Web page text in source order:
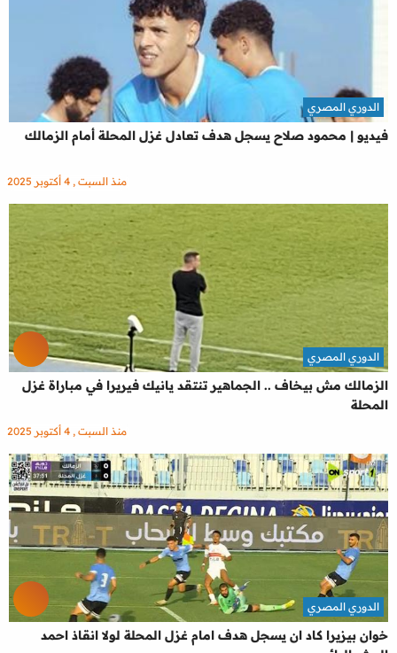
فيديو | محمود صلاح يسجل هدف تعادل غزل المحلة أمام الزمالك
الدوري المصري
منذ السبت , 4 أكتوبر 2025
الزمالك مش بيخاف .. الجماهير تنتقد يانيك فيريرا في مباراة غزل
المحلة
الدوري المصري
منذ السبت , 4 أكتوبر 2025
خوان بيزيرا كاد ان يسجل هدف امام غزل المحلة لولا انقاذ احمد
الدوري المصري